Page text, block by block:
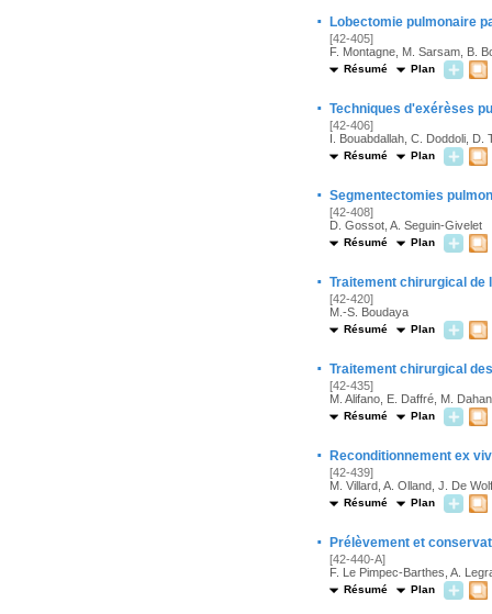
· Lobectomie pulmonaire
[42-405]
F. Montagne, M. Sarsam, B.
Résumé Plan
· Techniques d'exérèses
[42-406]
I. Bouabdallah, C. Doddoli,
Résumé Plan
· Segmentectomies
[42-408]
D. Gossot, A. Seguin-Givelet
Résumé Plan
· Traitement chirurgical de
[42-420]
M.-S. Boudaya
Résumé Plan
· Traitement chirurgical
[42-435]
M. Alifano, E. Daffré, M. Dahan
Résumé Plan
· Reconditionnement ex
[42-439]
M. Villard, A. Olland, J. De
Résumé Plan
· Prélèvement et
[42-440-A]
F. Le Pimpec-Barthes, A.
Résumé Plan